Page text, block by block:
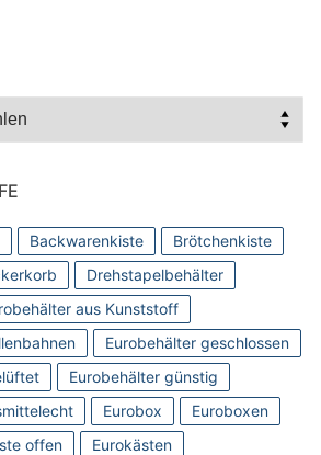
Backwarenkiste
Brötchenkiste
Drehstapelbehälter
aus Kunststoff
Eurobehälter geschlossen
Eurobehälter günstig
Eurobox
Euroboxen
offen
Eurokästen